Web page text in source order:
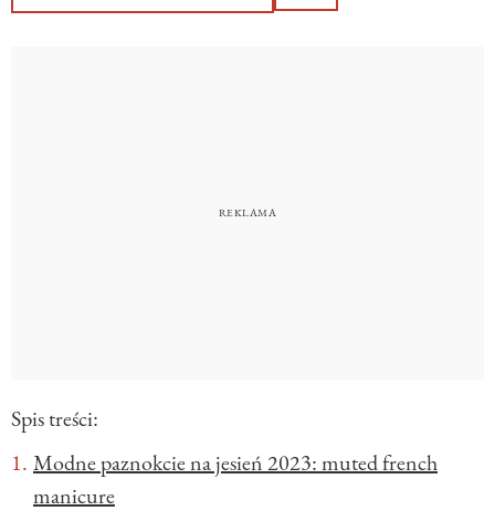
Spis treści:
Modne paznokcie na jesień 2023: muted french
manicure